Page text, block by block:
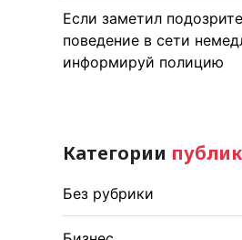
Если заметил
поведение в сети
информируй полицию
Категории
Без рубрики